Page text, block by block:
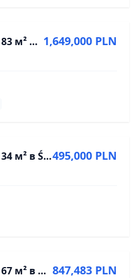
Квартира 4 комнаты, 83 м² в Ягодно, Вроцлав 1,649,000 PLN
Квартира 2 комнаты, 34 м² в Śródmieście, Wrocław495,000 PLN
Квартира 3 комнаты, 67 м² в Кжицах, ул. Worcella 847,483 PLN